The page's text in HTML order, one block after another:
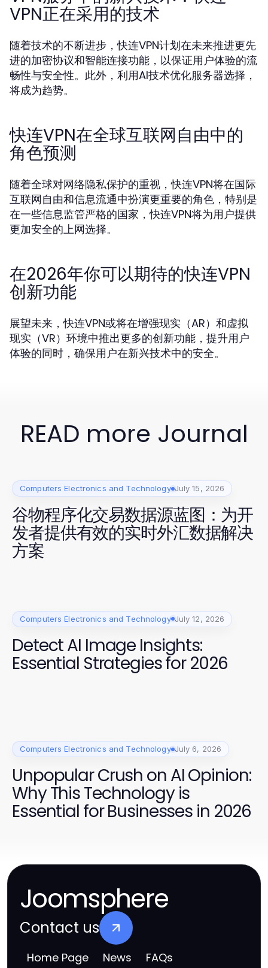
VPN正在采用的技术
随着技术的不断进步，快连VPN计划在未来推进更先
进的加密协议和智能连接功能，以保证用户体验的流
畅性与安全性。此外，利用AI技术优化服务器选择，
将成为趋势。
快连VPN在全球互联网自由中的
角色预测
随着全球对网络隐私保护的重视，快连VPN将在国际
互联网自由和信息流通中扮演更重要的角色，特别是
在一些信息监管严格的国家，快连VPN将为用户提供
更加安全的上网选择。
在2026年你可以期待的快连VPN
创新功能
展望未来，快连VPN或将在增强现实（AR）和虚拟
现实（VR）环境中推出更多的创新功能，提升用户
体验的同时，确保用户在新兴技术中的安全。
READ more Journal
Computers Electronics and Technology July 15, 2026
谷物程序化交易数据源蓝图：为开
发者提供有效的实时外汇数据解决
方案
Computers Electronics and Technology July 12, 2026
Detect AI Image Insights:
Essential Strategies for 2026
Computers Electronics and Technology July 6, 2026
Unpopular Crush on AI Opinion:
Why This Technology is
Essential for Businesses in 2026
Joomsphere
Contact us
Home Page News FAQs